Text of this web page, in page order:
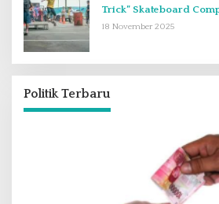
Trick” Skateboard
Perayaan Anniversary
18 November 2025
Politik Terbaru